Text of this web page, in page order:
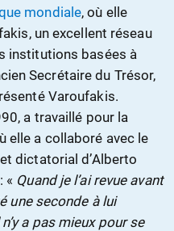
mondiale, où elle
un excellent réseau
institutions basées à
Secrétaire du Trésor,
Varoufakis.
a travaillé pour la
elle a collaboré avec le
dictatorial d’Alberto
« Quand je l’ai revue avant
une seconde à lui
a pas mieux pour se